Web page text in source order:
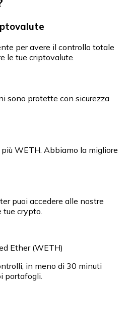
per avere il controllo totale
le tue criptovalute.
sono protette con sicurezza
WETH. Abbiamo la migliore
puoi accedere alle nostre
tue crypto.
Ether (WETH)
in meno di 30 minuti
portafogli.